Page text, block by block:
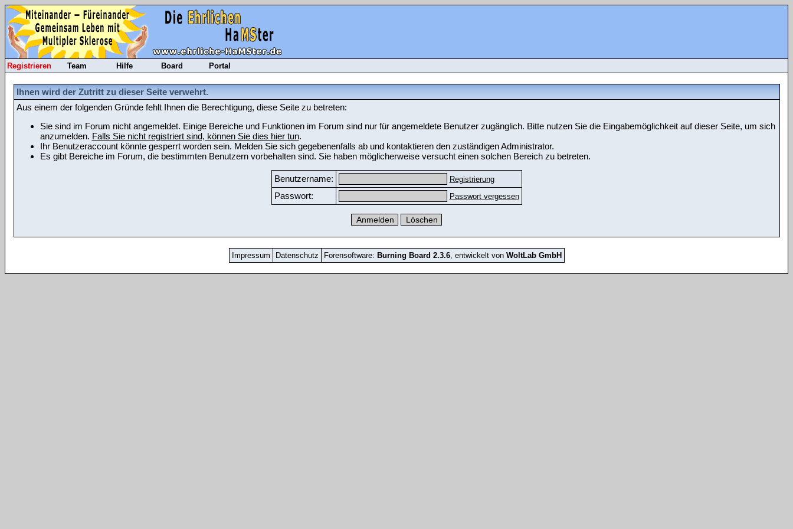
Registrieren Team Hilfe Board Portal
Ihnen wird der Zutritt zu dieser Seite verwehrt.
Aus einem der folgenden Gründe fehlt Ihnen die Berechtigung, diese Seite zu betreten:
Sie sind im Forum nicht angemeldet. Einige Bereiche und Funktionen im Forum sind nur für angemeldete Benutzer zugänglich. Bitte nutzen Sie die Eingabemöglichkeit auf dieser Seite, um sich
anzumelden. Falls Sie nicht registriert sind, können Sie dies hier tun.
Ihr Benutzeraccount könnte gesperrt worden sein. Melden Sie sich gegebenenfalls ab und kontaktieren den zuständigen Administrator.
Es gibt Bereiche im Forum, die bestimmten Benutzern vorbehalten sind. Sie haben möglicherweise versucht einen solchen Bereich zu betreten.
Benutzername: Registrierung
Passwort: Passwort vergessen
Impressum Datenschutz Forensoftware: Burning Board 2.3.6, entwickelt von WoltLab GmbH